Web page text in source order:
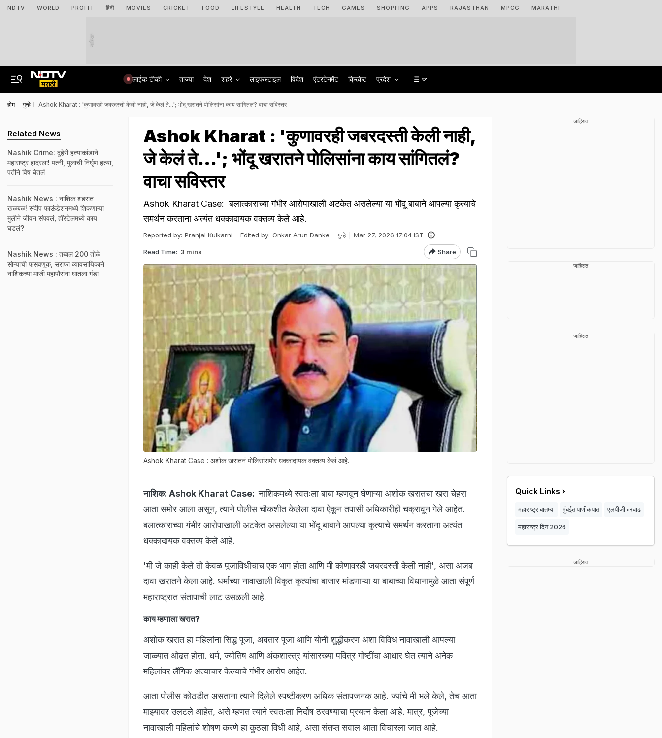
NDTV WORLD PROFIT हिंदी MOVIES CRICKET FOOD LIFESTYLE HEALTH TECH GAMES SHOPPING APPS RAJASTHAN MPCG MARATHI
जाहिरात
लाईव्ह टीव्ही ताज्या देश शहरे लाइफस्टाइल विदेश एंटरटेनमेंट क्रिकेट प्रदेश
होम गुन्हे Ashok Kharat : 'कुणावरही जबरदस्ती केली नाही, जे केलं ते...'; भोंदू खरातने पोलिसांना काय सांगितलं? वाचा सविस्तर
Ashok Kharat : 'कुणावरही जबरदस्ती केली नाही,
जे केलं ते...'; भोंदू खरातने पोलिसांना काय सांगितलं?
वाचा सविस्तर
Ashok Kharat Case: बलात्काराच्या गंभीर आरोपाखाली अटकेत असलेल्या या भोंदू बाबाने आपल्या कृत्याचे
समर्थन करताना अत्यंत धक्कादायक वक्तव्य केले आहे.
Reported by: Pranjal Kulkarni Edited by: Onkar Arun Danke गुन्हे Mar 27, 2026 17:04 IST
Read Time: 3 mins Share
Ashok Kharat Case : अशोक खरातनं पोलिसांसमोर धक्कादायक वक्तव्य केलं आहे.
नाशिक: Ashok Kharat Case:नाशिकमध्ये स्वतःला बाबा म्हणवून घेणाऱ्या अशोक खरातचा खरा चेहरा
आता समोर आला असून, त्याने पोलीस चौकशीत केलेला दावा ऐकून तपासी अधिकारीही चक्रावून गेले आहेत.
बलात्काराच्या गंभीर आरोपाखाली अटकेत असलेल्या या भोंदू बाबाने आपल्या कृत्याचे समर्थन करताना अत्यंत
धक्कादायक वक्तव्य केले आहे.
'मी जे काही केले तो केवळ पूजाविधीचाच एक भाग होता आणि मी कोणावरही जबरदस्ती केली नाही', असा अजब
दावा खरातने केला आहे. धर्माच्या नावाखाली विकृत कृत्यांचा बाजार मांडणाऱ्या या बाबाच्या विधानामुळे आता संपूर्ण
महाराष्ट्रात संतापाची लाट उसळली आहे.
काय म्हणाला खरात?
अशोक खरात हा महिलांना सिद्ध पूजा, अवतार पूजा आणि योनी शुद्धीकरण अशा विविध नावाखाली आपल्या
जाळ्यात ओढत होता. धर्म, ज्योतिष आणि अंकशास्त्र यांसारख्या पवित्र गोष्टींचा आधार घेत त्याने अनेक
महिलांवर लैंगिक अत्याचार केल्याचे गंभीर आरोप आहेत.
आता पोलीस कोठडीत असताना त्याने दिलेले स्पष्टीकरण अधिक संतापजनक आहे. ज्यांचे मी भले केले, तेच आता
माझ्यावर उलटले आहेत, असे म्हणत त्याने स्वतःला निर्दोष ठरवण्याचा प्रयत्न केला आहे. मात्र, पूजेच्या
नावाखाली महिलांचे शोषण करणे हा कुठला विधी आहे, असा संतप्त सवाल आता विचारला जात आहे.
Related News
Nashik Crime: दुहेरी हत्याकांडाने
महाराष्ट्र हादरला! पत्नी, मुलाची निर्घृण हत्या,
पतीने विष घेतलं
Nashik News : नाशिक शहरात
खळबळ! संदीप फाऊंडेशनमध्ये शिकणाऱ्या
मुलीने जीवन संपवलं, हॉस्टेलमध्ये काय
घडलं?
Nashik News : तब्बल 200 तोळे
सोन्याची फसवणूक, सराफा व्यावसायिकाने
नाशिकच्या माजी महापौरांना घातला गंडा
जाहिरात
जाहिरात
जाहिरात
Quick Links
महाराष्ट्र बातम्या मुंबईत पाणीकपात एलपीजी दरवाढ
महाराष्ट्र दिन 2026
जाहिरात